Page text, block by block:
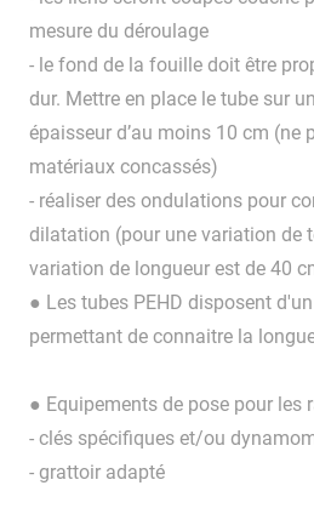
mesure du déroulage
- le fond de la fouille doit être
dur. Mettre en place le tube sur
épaisseur d’au moins 10 cm (ne
matériaux concassés)
- réaliser des ondulations pour
dilatation (pour une variation de
variation de longueur est de 40
● Les tubes PEHD disposent
permettant de connaitre la
● Equipements de pose pour les
- clés spécifiques et/ou
- grattoir adapté